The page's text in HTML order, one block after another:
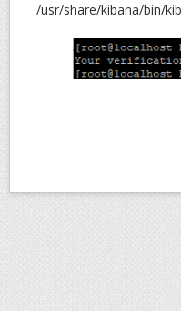
/usr/share/kibana/bin/